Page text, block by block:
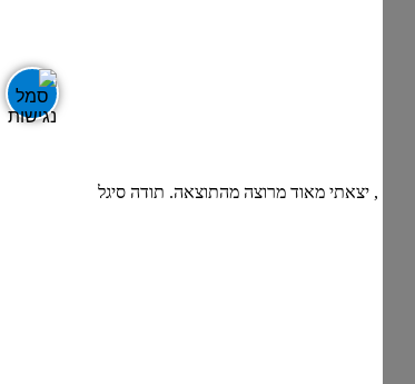
, יצאתי מאוד מרוצה מהתוצאה. תודה סיגל